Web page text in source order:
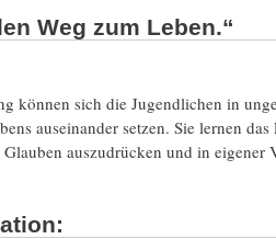
Weg zum Leben.“
können sich die Jugendlichen in
auseinander setzen. Sie lernen
auszudrücken und in eigener